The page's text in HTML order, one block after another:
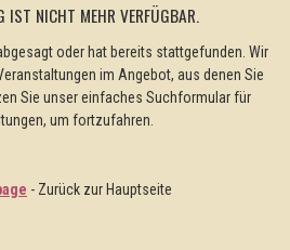
IST NICHT MEHR VERFÜGBAR.
oder hat bereits stattgefunden. Wir
im Angebot, aus denen Sie
Sie unser einfaches Suchformular für
um fortzufahren.
- Zurück zur Hauptseite